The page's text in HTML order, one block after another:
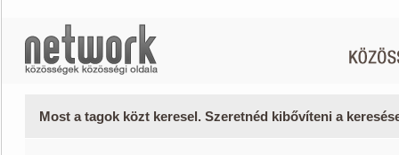
Most a tagok közt keresel. Szeretnéd kibővíteni a